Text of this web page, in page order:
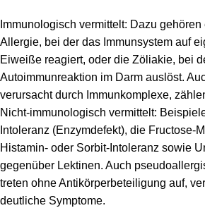
Immunologisch vermittelt: Dazu
Allergie, bei der das Immunsystem auf
Eiweiße reagiert, oder die Zöliakie, bei
Autoimmunreaktion im Darm auslöst.
verursacht durch Immunkomplexe,
Nicht-immunologisch vermittelt:
Intoleranz (Enzymdefekt), die Fructose-
Histamin- oder Sorbit-Intoleranz sowie
gegenüber Lektinen. Auch
treten ohne Antikörperbeteiligung auf,
deutliche Symptome.